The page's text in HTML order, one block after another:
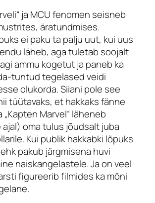
ja MCU fenomen seisneb
äratundmises.
ei paku ta palju uut, kui uus
läheb, aga tuletab soojalt
ammu kogetut ja paneb ka
tuntud tegelased veidi
olukorda. Siiani pole see
tüütavaks, et hakkaks fänne
„Kapten Marvel“ läheneb
oma tulus jõudsalt juba
Kui publik hakkabki lõpuks
pakub järgmisena huvi
naiskangelastele. Ja on veel
figureerib filmides ka mõni